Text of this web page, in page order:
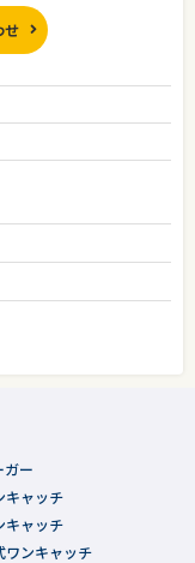
せ
ガー
キャッチ
キャッチ
ワンキャッチ